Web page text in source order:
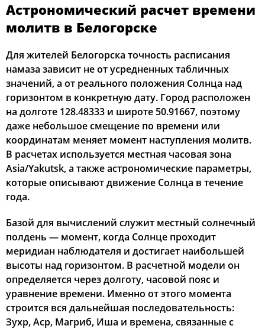
12, Ср 12:31 19:53
03:07
14, Пт 03:10 05:11 12:31 16:31 19:50
15, Сб 03:12 05:13 12:31 16:30 19:48 21:38
16, Вс 03:15 05:14 12:30 16:29 19:46
17, Пн 03:17 05:16 12:30 16:28 19:44 21:32
18, Вт 03:20 05:17 12:30 16:27 19:42 21:30
20, Чт 03:25 05:20 12:30 16:24 19:38
21, Пт 03:27 05:22 12:29 16:23 19:36 21:21
22, Сб 03:29 05:23 12:29 16:22 19:34
23, Вс 03:32 05:25 12:29 16:21 19:32 21:16
Астрономический расчет времени
молитв в Белогорске
Для жителей Белогорска точность расписания
намаза зависит не от усредненных табличных
значений, а от реального положения Солнца над
горизонтом в конкретную дату. Город расположен
на долготе 128.48333 и широте 50.91667, поэтому
даже небольшое смещение по времени или
координатам меняет момент наступления молитв.
В расчетах используется местная часовая зона
Asia/Yakutsk, а также астрономические параметры,
которые описывают движение Солнца в течение
года.
Базой для вычислений служит местный солнечный
полдень — момент, когда Солнце проходит
меридиан наблюдателя и достигает наибольшей
высоты над горизонтом. В расчетной модели он
определяется через долготу, часовой пояс и
уравнение времени. Именно от этого момента
строится вся дальнейшая последовательность:
Зухр, Аср, Магриб, Иша и времена, связанные с